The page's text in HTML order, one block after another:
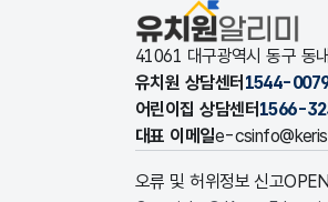
원
수
)
,
만
3
세
,
만
4
세
,
유치원알리미
41061 대구광역시 동구 동
유치원 상담센터 1544-
어린이집 상담센터 1566-
대표 이메일e-
오류 및 허위정보 신고